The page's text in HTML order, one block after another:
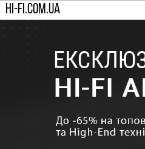
HI-FI.COM.UA